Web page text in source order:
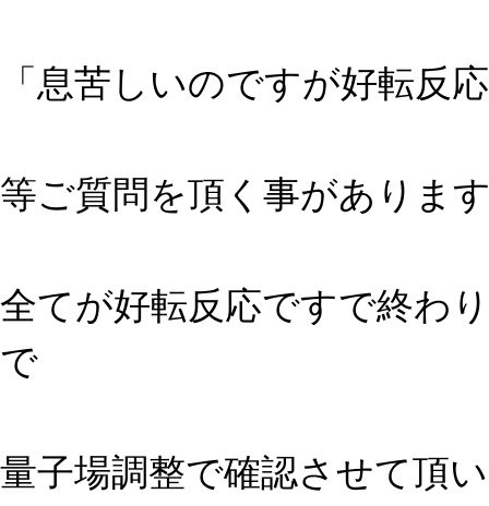
「息苦しいのですが好転反
等ご質問を頂く事がありま
全てが好転反応ですで終わ
で
量子場調整で確認させて頂